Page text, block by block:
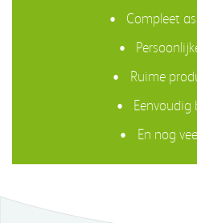
Compleet
Ruime
Eenvoudig
En nog